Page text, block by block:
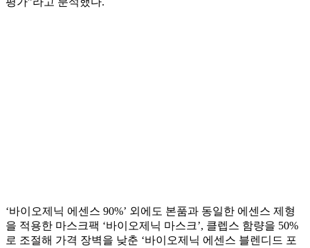
‘바이오제닉 에센스 90%’ 외에도 본품과 동일한 에센스 제형
을 적용한 마스크팩 ‘바이오제닉 마스크’, 클렙스 함량을 50%
로 조절해 가격 장벽을 낮춘 ‘바이오제닉 에센스 블렌디드 포